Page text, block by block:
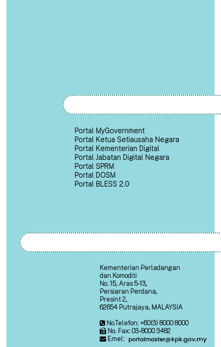
Portal MyGovernment
Portal Ketua Setiausaha Negara
Portal Kementerian Digital
Portal Jabatan Digital Negara
Portal SPRM
Portal DOSM
Portal BLESS 2.0
Kementerian Perladangan
dan Komoditi
No. 15, Aras 5-13,
Persiaran Perdana,
Presint 2,
62654 Putrajaya, MALAYSIA
No.Telefon: +60(3) 8000 8000
No. Fax: 03-8000 3482
Emel: